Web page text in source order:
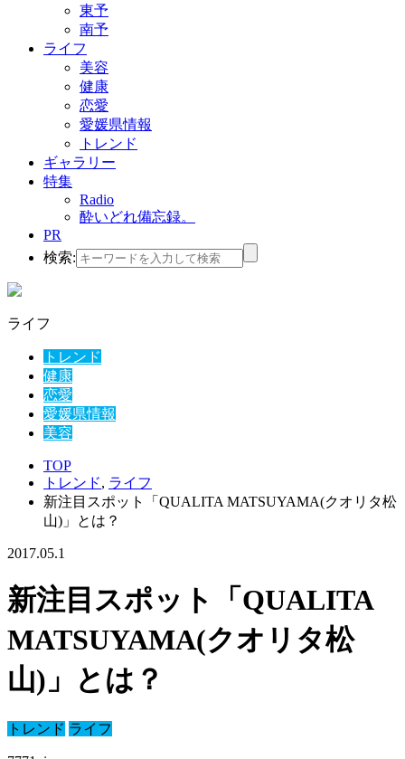
東予
南予
ライフ
美容
健康
恋愛
愛媛県情報
トレンド
ギャラリー
特集
Radio
酔いどれ備忘録。
PR
検索:
ライフ
トレンド
健康
恋愛
愛媛県情報
美容
TOP
トレンド, ライフ
新注目スポット「QUALITA MATSUYAMA(クオリタ松
山)」とは？
2017.05.1
新注目スポット「QUALITA
MATSUYAMA(クオリタ松
山)」とは？
トレンド ライフ